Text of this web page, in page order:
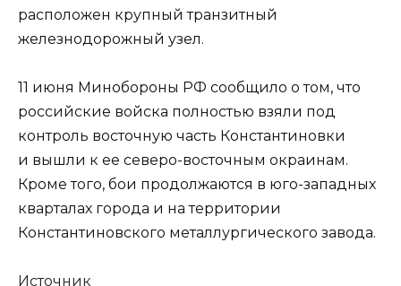
расположен крупный транзитный
железнодорожный узел.
11 июня Минобороны РФ сообщило о том, что
российские войска полностью взяли под
контроль восточную часть Константиновки
и вышли к ее северо-восточным окраинам.
Кроме того, бои продолжаются в юго-западных
кварталах города и на территории
Константиновского металлургического завода.
Источник